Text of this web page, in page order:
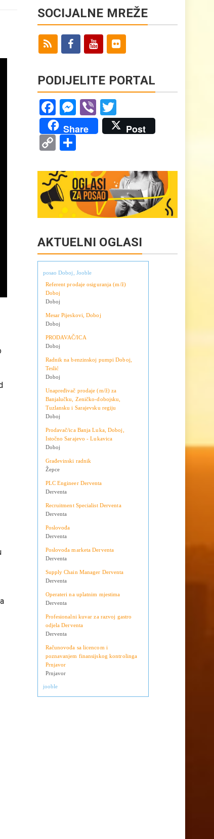
SOCIJALNE MREŽE
PODIJELITE PORTAL
Facebook
Messenger
ViberTwitter
Share
Link
AKTUELNI OGLASI
posao Doboj, Jooble
Referent prodaje osiguranja (m/ž)
Doboj
Doboj
Mesar Pijeskovi, Doboj
Doboj
PRODAVAČ/ICA
Doboj
Radnik na benzinskoj pumpi Doboj,
Teslić
Doboj
Unapređivač prodaje (m/ž) za
Banjalučku, Zeničko-dobojsku,
Tuzlansku i Sarajevsku regiju
Doboj
Prodavač/ica Banja Luka, Doboj,
Istočno Sarajevo - Lukavica
Doboj
Građevinski radnik
Žepce
PLC Engineer Derventa
Derventa
Recruitment Specialist Derventa
Derventa
Poslovođa
Derventa
Poslovođa marketa Derventa
Derventa
Supply Chain Manager Derventa
Derventa
Operateri na uplatnim mjestima
Derventa
Profesionalni kuvar za razvoj gastro
odjela Derventa
Računovođa sa licencom i
poznavanjem finansijskog kontrolinga
Prnjavor